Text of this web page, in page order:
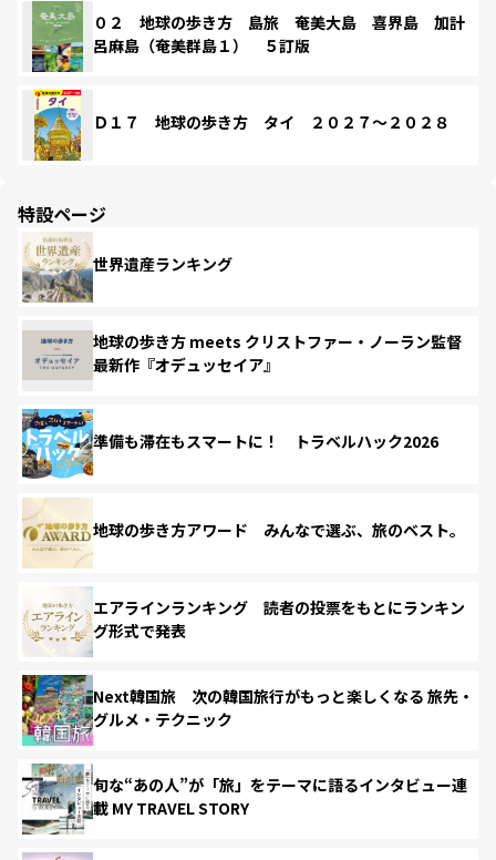
０２ 地球の歩き方 島旅 奄美大島 喜界島 加計
呂麻島（奄美群島１） ５訂版
Ｄ１７ 地球の歩き方 タイ ２０２７～２０２８
特設ページ
世界遺産ランキング
地球の歩き方 meets クリストファー・ノーラン監督
最新作『オデュッセイア』
準備も滞在もスマートに！ トラベルハック2026
地球の歩き方アワード みんなで選ぶ、旅のベスト。
エアラインランキング 読者の投票をもとにランキン
グ形式で発表
Next韓国旅 次の韓国旅行がもっと楽しくなる 旅先・
グルメ・テクニック
旬な“あの人”が「旅」をテーマに語るインタビュー連
載 MY TRAVEL STORY